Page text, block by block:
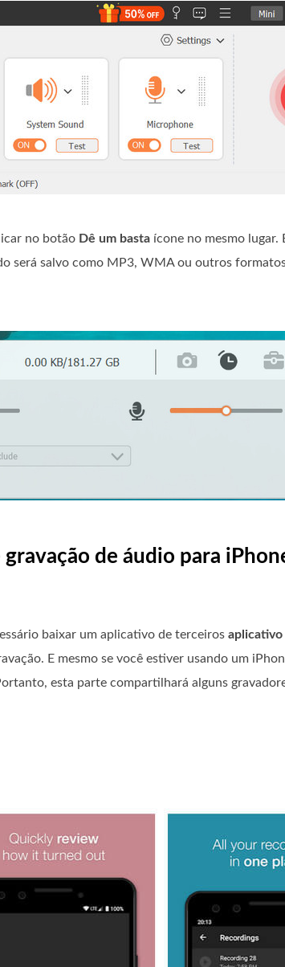
no botão Dê um basta ícone no mesmo lugar.
será salvo como MP3, WMA ou outros
de áudio para
baixar um aplicativo de terceiros aplicativo
E mesmo se você estiver usando um
esta parte compartilhará alguns